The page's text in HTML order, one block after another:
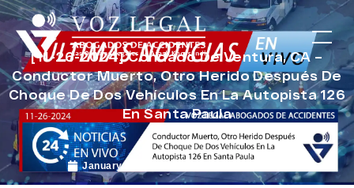
[11-26-2024] Condado De Ventura, CA –
Conductor Muerto, Otro Herido Después De
Choque De Dos Vehículos En La Autopista 126
En Santa Paula
January 3, 2025